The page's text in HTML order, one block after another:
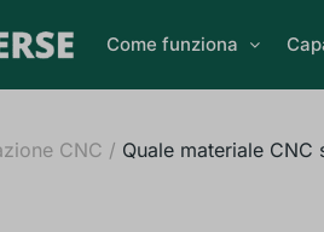
Come funziona
CNC / Quale materiale CNC